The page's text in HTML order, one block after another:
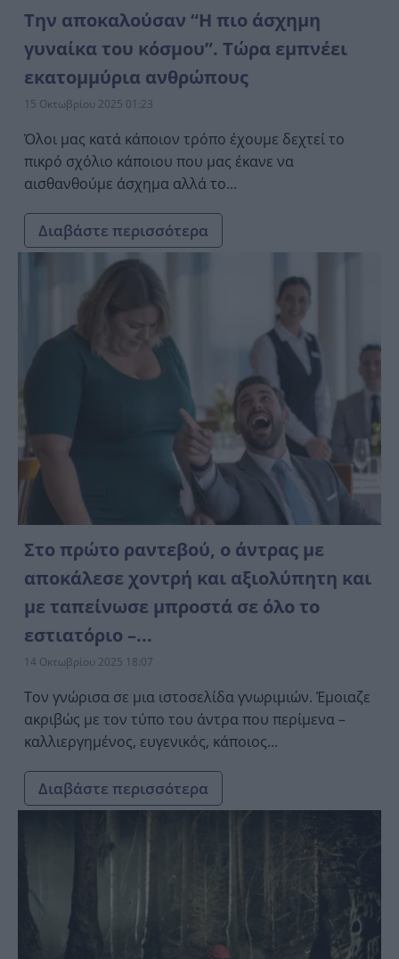
Την αποκαλούσαν “Η πιο άσχημη
γυναίκα του κόσμου”. Τώρα εμπνέει
εκατομμύρια ανθρώπους
15 Οκτωβρίου 2025 01:23
Όλοι μας κατά κάποιον τρόπο έχουμε δεχτεί το
πικρό σχόλιο κάποιου που μας έκανε να
αισθανθούμε άσχημα αλλά το...
Διαβάστε περισσότερα
Στο πρώτο ραντεβού, ο άντρας με
αποκάλεσε χοντρή και αξιολύπητη και
με ταπείνωσε μπροστά σε όλο το
εστιατόριο –...
14 Οκτωβρίου 2025 18:07
Τον γνώρισα σε μια ιστοσελίδα γνωριμιών. Έμοιαζε
ακριβώς με τον τύπο του άντρα που περίμενα –
καλλιεργημένος, ευγενικός, κάποιος...
Διαβάστε περισσότερα